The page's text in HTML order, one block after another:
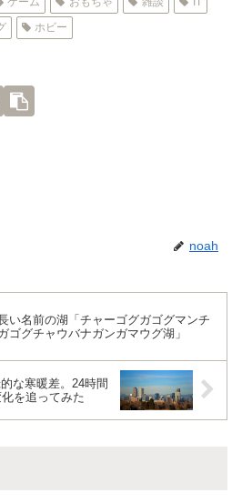
ホビー
noah
い名前の湖「チャーゴグガゴグマンチ
ゴグチャウバナガンガマウグ湖」
な寒暖差。24時間
を追ってみた